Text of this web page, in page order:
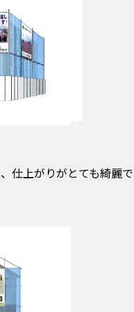
仕上がりがとても綺麗で